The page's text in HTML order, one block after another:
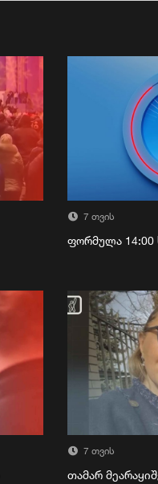
7 თვის
ფორმულა 14:00
7 თვის
თამარ